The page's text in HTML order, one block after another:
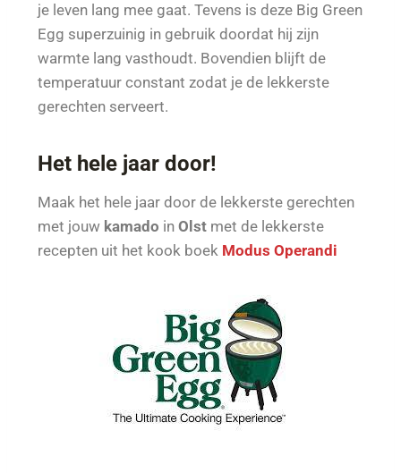
je leven lang mee gaat. Tevens is deze Big Green
Egg superzuinig in gebruik doordat hij zijn
warmte lang vasthoudt. Bovendien blijft de
temperatuur constant zodat je de lekkerste
gerechten serveert.
Het hele jaar door!
Maak het hele jaar door de lekkerste gerechten
met jouw kamado in Olst met de lekkerste
recepten uit het kook boek Modus Operandi